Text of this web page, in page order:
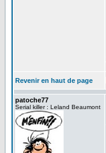
Revenir en haut de page
patoche77
Serial killer : Leland Beaumont